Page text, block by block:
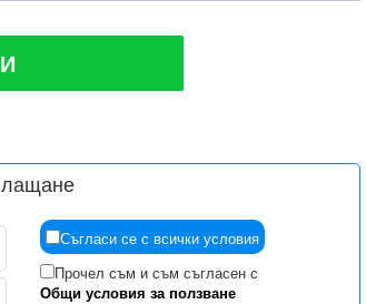
Съгласи се с всички условия
Прочел съм и съм съгласен с
Общи условия за ползване